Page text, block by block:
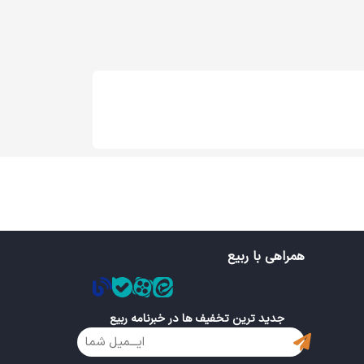
همراهی با ربیع
جدید ترین تخفیف ها در خبرنامه ربیع